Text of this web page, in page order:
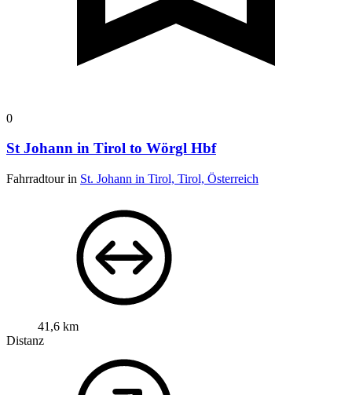
0
St Johann in Tirol to Wörgl Hbf
Fahrradtour in St. Johann in Tirol, Tirol, Österreich
41,6 km
Distanz